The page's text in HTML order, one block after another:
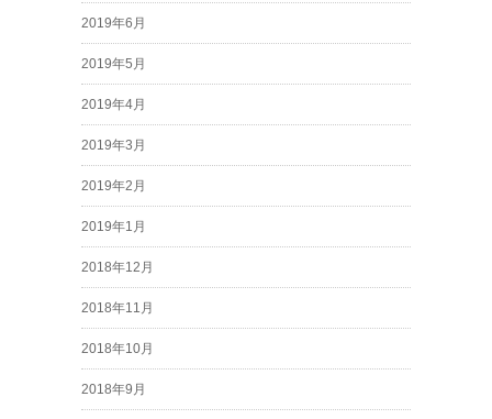
2019年6月
2019年5月
2019年4月
2019年3月
2019年2月
2019年1月
2018年12月
2018年11月
2018年10月
2018年9月